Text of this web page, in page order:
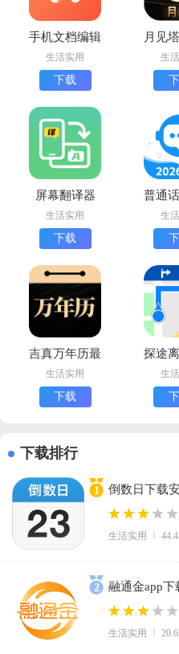
手机文档编辑
app下载安装
手机版
生活实用
下载
月见
版
生
屏幕翻译器
app官方版
生活实用
下载
普通
新
生
吉真万年历最
新版
生活实用
下载
探途
下载
生
下载排行
1
倒数日下载
卓版
生活实用
2
融通金app
费版
生活实用